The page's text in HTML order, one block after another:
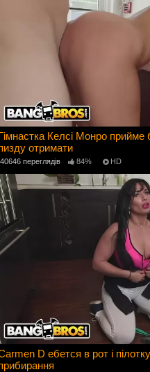
Келсі Монро
отримати
40646 переглядів 84% HD
D ебется в рот і